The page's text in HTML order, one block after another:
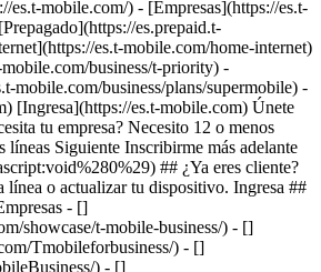
es.t-mobile.com/) - [Empresas](https://es.t-
es.prepaid.t-
es.t-mobile.com/home-internet)
business/t-priority) -
mobile.com/business/plans/supermobile) -
[Ingresa](https://es.t-mobile.com) Únete
tu empresa? Necesito 12 o menos
líneas Siguiente Inscribirme más adelante
## ¿Ya eres cliente?
línea o actualizar tu dispositivo. Ingresa ##
- []
showcase/t-mobile-business/) - []
Tmobileforbusiness/) - []
) - []